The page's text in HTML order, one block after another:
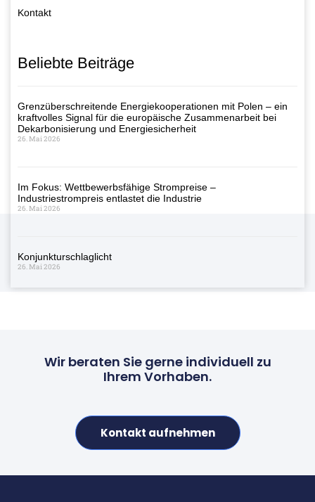
Kontakt
Beliebte Beiträge
Grenzüberschreitende Energiekooperationen mit Polen – ein
kraftvolles Signal für die europäische Zusammenarbeit bei
Dekarbonisierung und Energiesicherheit
26. Mai 2026
Im Fokus: Wettbewerbsfähige Strompreise –
Industriestrompreis entlastet die Industrie
26. Mai 2026
Konjunkturschlaglicht
26. Mai 2026
Wir beraten Sie gerne individuell zu
Ihrem Vorhaben.
Kontakt aufnehmen